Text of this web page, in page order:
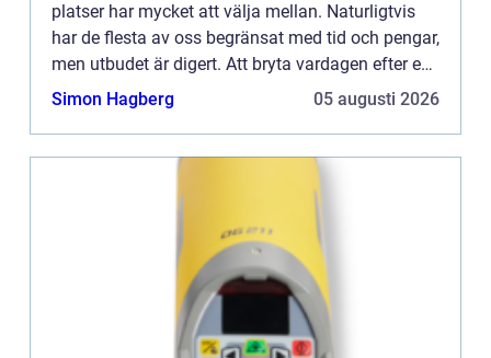
platser har mycket att välja mellan. Naturligtvis
har de flesta av oss begränsat med tid och pengar,
men utbudet är digert. Att bryta vardagen efter en
tids gnetande och sparande för en...
Simon Hagberg 05 augusti 2026